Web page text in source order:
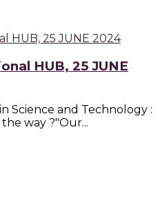
HUB, 25 JUNE
Science and Technology :
way ?"Our...